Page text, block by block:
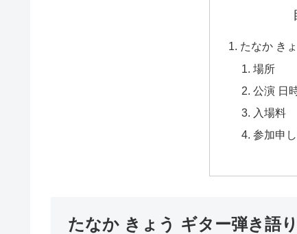
たなか き
場所
公演 日
入場料
参加申
たなか きょう ギター弾き語